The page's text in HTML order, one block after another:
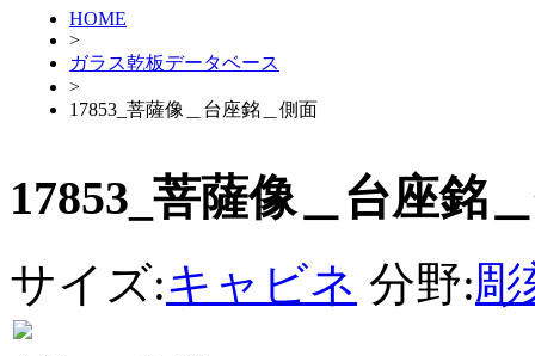
HOME
>
ガラス乾板データベース
>
17853_菩薩像＿台座銘＿側面
17853_菩薩像＿台座銘
サイズ:キャビネ 分野:彫